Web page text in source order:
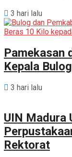
3 hari lalu
Pamekasan
Kepala
3 hari lalu
UIN Madura
Rektorat